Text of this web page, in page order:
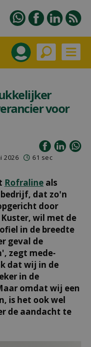
voor
2026 61 sec
Rofraline als
dat zo'n
door
wil met de
in de breedte
geval de
zegt mede-
dat wij in de
in de
omdat wij een
is het ook wel
de aandacht te